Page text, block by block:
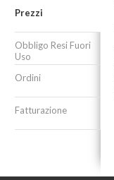
Prezzi
Obbligo Resi Fuori
Uso
Ordini
Fatturazione